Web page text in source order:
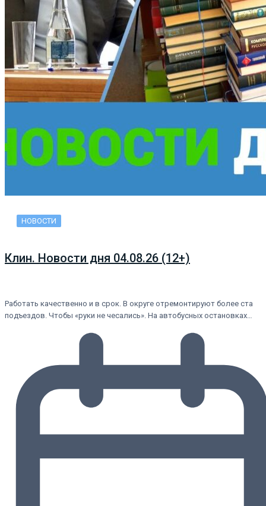
НОВОСТИ
Клин. Новости дня 04.08.26 (12+)
Работать качественно и в срок. В округе отремонтируют более ста
подъездов. Чтобы «руки не чесались». На автобусных остановках…